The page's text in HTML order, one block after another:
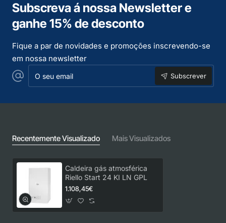
Subscreva á nossa Newsletter e
ganhe 15% de desconto
Fique a par de novidades e promoções inscrevendo-se
em nossa newsletter
seu
email
Subscrever
Recentemente Visualizado Mais Visualizados
Caldeira gás atmosférica
Riello Start 24 KI LN GPL
1.108,45€